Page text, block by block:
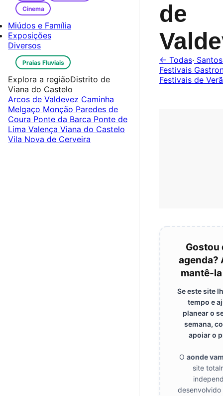
de
← Todas·
Festivais
Festivais de
Gostou
agenda?
mantê-
Se este site
tempo e
planear o
semana,
apoiar o
O aonde
site
desenvolvido
Cinema
Miúdos e Família
Exposições
Diversos
Praias Fluviais
Explora a regiãoDistrito de
Viana do Castelo
Arcos de Valdevez Caminha
Melgaço Monção Paredes de
Coura Ponte da Barca Ponte de
Lima Valença Viana do Castelo
Vila Nova de Cerveira